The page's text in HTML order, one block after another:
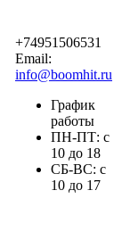
+74951506531
Email:
info@boomhit.ru
График
работы
ПH-ПТ: с
10 до 18
СБ-ВС: с
10 до 17